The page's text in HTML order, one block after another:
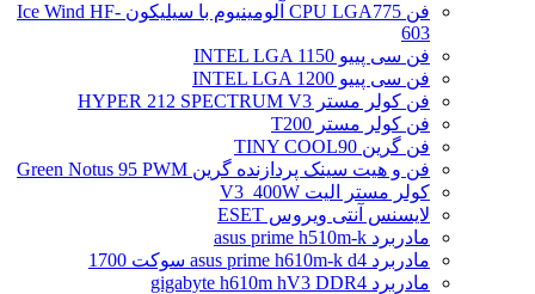
فن CPU LGA775 آلومینیوم با سیلیکون Ice Wind HF-
603
فن سی پییو INTEL LGA 1150
فن سی پییو INTEL LGA 1200
فن کولر مستر HYPER 212 SPECTRUM V3
فن کولر مستر T200
فن گرین TINY COOL90
فن و هیت سینک پردازنده گرین Green Notus 95 PWM
کولر مستر الیت V3_400W
لایسنس آنتی ویروس ESET
مادربرد asus prime h510m-k
مادربرد asus prime h610m-k d4 سوکت 1700
مادربرد gigabyte h610m hV3 DDR4